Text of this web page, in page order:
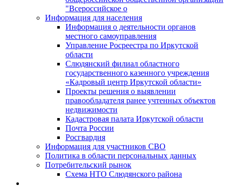
"Всероссийское о
Информация для населения
Информация о деятельности органов
местного самоуправления
Управление Росреестра по Иркутской
области
Слюдянский филиал областного
государственного казенного учреждения
«Кадровый центр Иркутской области»
Проекты решения о выявлении
правообладателя ранее учтенных объектов
недвижимости
Кадастровая палата Иркутской области
Почта России
Росгвардия
Информация для участников СВО
Политика в области персональных данных
Потребительский рынок
Схема НТО Слюдянского района